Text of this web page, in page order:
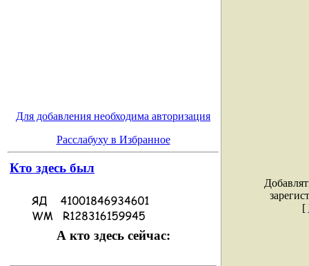
Для добавления необходима авторизация
Расслабуху в Избранное
Кто здесь был
А кто здесь сейчас:
[